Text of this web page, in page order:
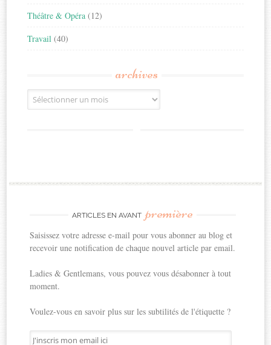
Théâtre & Opéra (12)
Travail (40)
archives
Archives
ARTICLES EN AVANT première
Saisissez votre adresse e-mail pour vous abonner au blog et
recevoir une notification de chaque nouvel article par email.
Ladies & Gentlemans, vous pouvez vous désabonner à tout
moment.
Voulez-vous en savoir plus sur les subtilités de l'étiquette ?
J'inscris